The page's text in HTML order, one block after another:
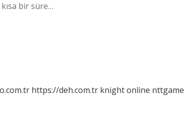
kısa bir süre…
https://deh.com.tr knight online nttgame